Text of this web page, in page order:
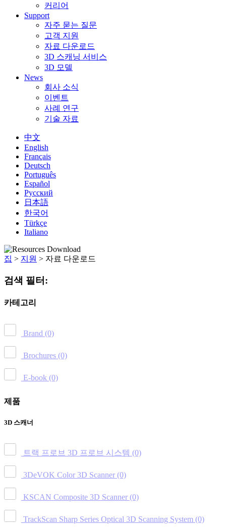
커리어
Support
자주 묻는 질문
고객 지원
자료 다운로드
3D 스캐닝 서비스
3D 모델
News
회사 소식
이벤트
사례 연구
기술 자료
中文
English
Français
Deutsch
Português
Español
Русский
日本語
한국어
Türkçe
Italiano
집 > 지원 > 자료 다운로드
검색 필터:
카테고리
Brand (0)
Brochures (0)
E-book (0)
제품
3D 스캐너
트랙 프로브 3D 프로브 시스템 (0)
3DeVOK Color 3D Scanner (0)
KSCAN Composite 3D Scanner (0)
TrackScan Sharp Series Optical 3D Scanning System (0)